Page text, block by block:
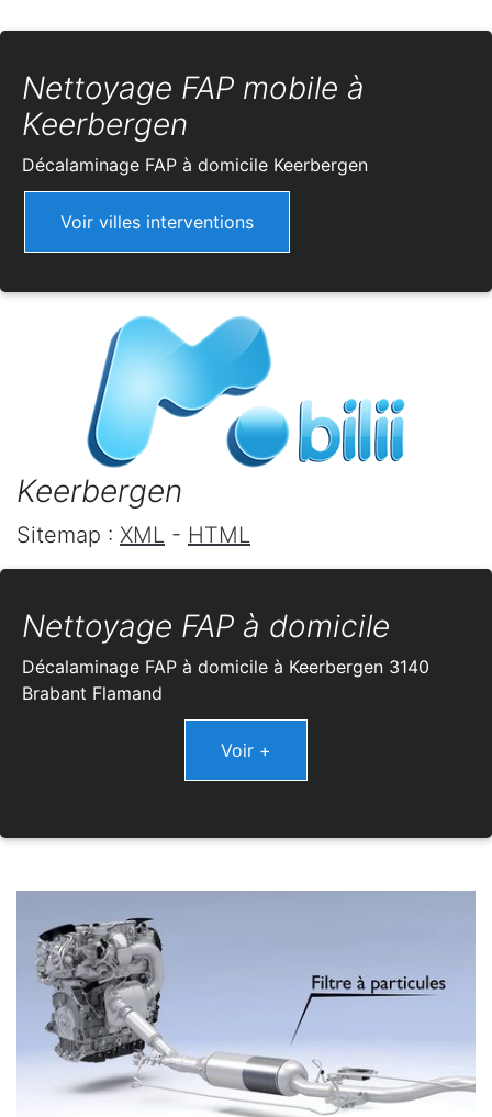
Nettoyage FAP mobile à
Keerbergen
Décalaminage FAP à domicile Keerbergen
Voir villes interventions
Keerbergen
Sitemap : XML - HTML
Nettoyage FAP à domicile
Décalaminage FAP à domicile à Keerbergen 3140
Brabant Flamand
Voir +